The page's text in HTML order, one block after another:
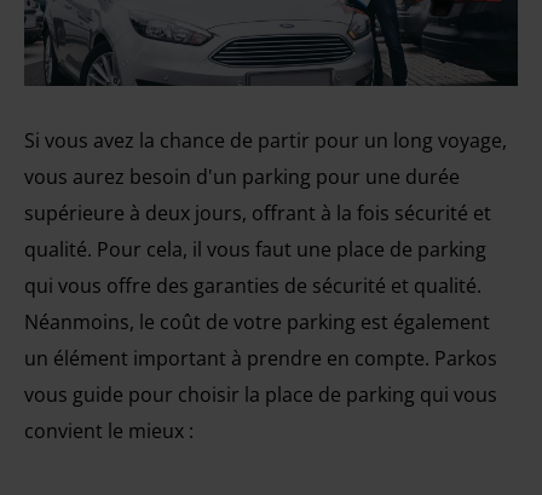
Si vous avez la chance de partir pour un long voyage,
vous aurez besoin d'un parking pour une durée
supérieure à deux jours, offrant à la fois sécurité et
qualité. Pour cela, il vous faut une place de parking
qui vous offre des garanties de sécurité et qualité.
Néanmoins, le coût de votre parking est également
un élément important à prendre en compte. Parkos
vous guide pour choisir la place de parking qui vous
convient le mieux :